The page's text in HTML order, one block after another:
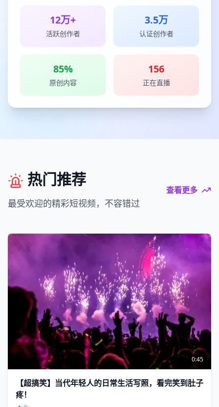
12万+
活跃创作者
3.5万
认证创作者
85%
原创内容
156
正在直播
热门推荐
最受欢迎的精彩短视频，不容错过
查看更多
0:45
【超搞笑】当代年轻人的日常生活写照，看完笑到肚子
疼！